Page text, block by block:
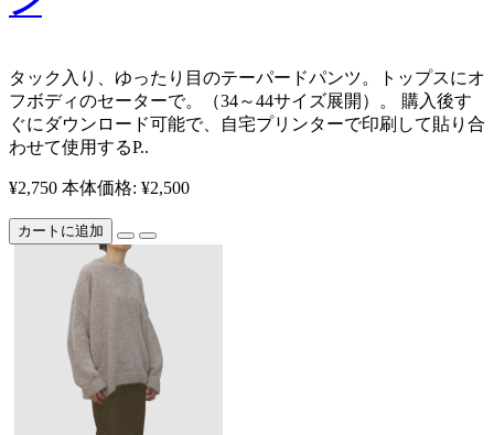
タック入り、ゆったり目のテーパードパンツ。トップスにオ
フボディのセーターで。（34～44サイズ展開）。 購入後す
ぐにダウンロード可能で、自宅プリンターで印刷して貼り合
わせて使用するP..
¥2,750 本体価格: ¥2,500
カートに追加